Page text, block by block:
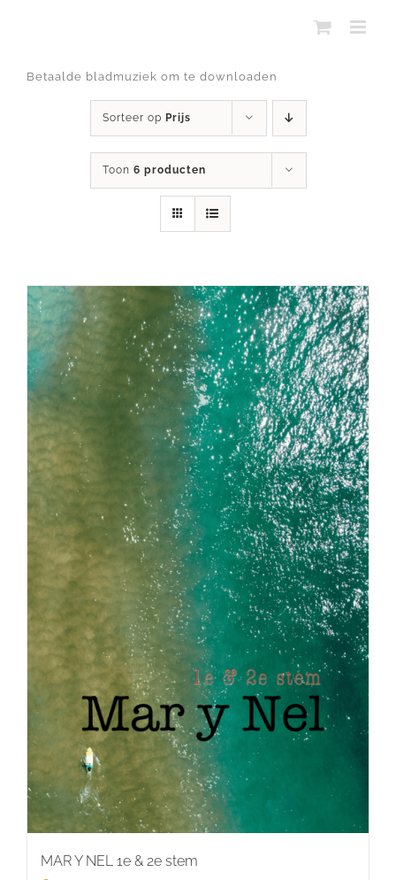
Betaalde bladmuziek om te downloaden
Sorteer op Prijs
Toon 6 producten
MAR Y NEL 1e & 2e stem